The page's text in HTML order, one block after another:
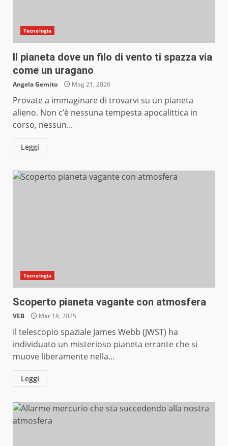
Tecnologia
Il pianeta dove un filo di vento ti spazza via
come un uragano
Angela Gemito Mag 21, 2026
Provate a immaginare di trovarvi su un pianeta
alieno. Non c’è nessuna tempesta apocalittica in
corso, nessun...
Leggi
Tecnologia
Scoperto pianeta vagante con atmosfera
VEB Mar 18, 2025
Il telescopio spaziale James Webb (JWST) ha
individuato un misterioso pianeta errante che si
muove liberamente nella...
Leggi